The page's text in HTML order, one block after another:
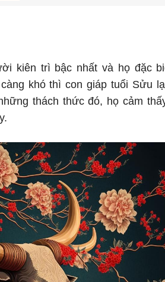
kiên trì bậc nhất và họ đặc
khó thì con giáp tuổi Sửu
thách thức đó, họ cảm